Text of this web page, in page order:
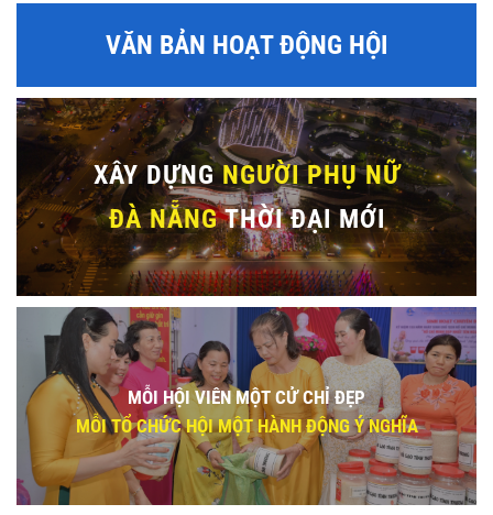
VĂN BẢN HOẠT ĐỘNG HỘI
XÂY DỰNGNGƯỜI PHỤ NỮ
ĐÀ NẴNGTHỜI ĐẠI MỚI
MỖI HỘI VIÊN MỘT CỬ CHỈ ĐẸP
MỖI TỔ CHỨC HỘI MỘT HÀNH ĐỘNG Ý NGHĨA